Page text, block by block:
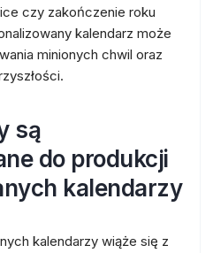
czy zakończenie roku
kalendarz może
minionych chwil oraz
są
do produkcji
kalendarzy
kalendarzy wiąże się z